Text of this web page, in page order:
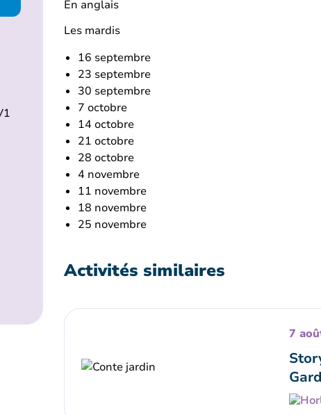
En anglais
Les mardis
16 septembre
23 septembre
30 septembre
7 octobre
14 octobre
21 octobre
28 octobre
4 novembre
11 novembre
18 novembre
25 novembre
Activités similaires
7